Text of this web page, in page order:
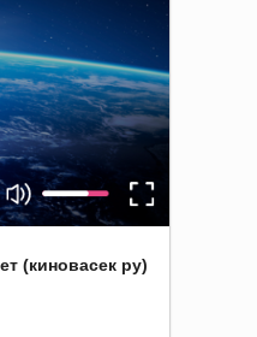
(киновасек ру)